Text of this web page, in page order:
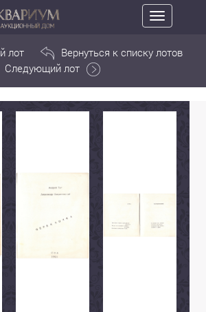
Toggle
navigation
лот
Вернуться к списку лотов
Следующий лот